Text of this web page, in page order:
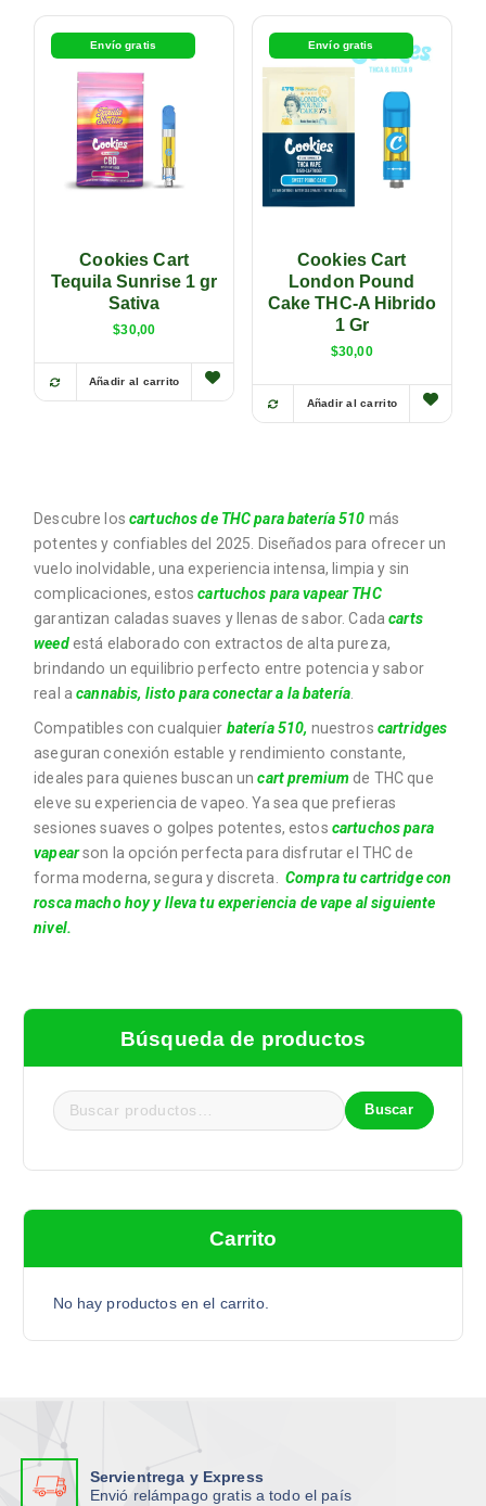
Envío gratis
Cookies Cart
Tequila Sunrise 1 gr
Sativa
$30,00
Añadir al carrito
Envío gratis
Cookies Cart
London Pound
Cake THC-A Hibrido
1 Gr
$30,00
Añadir al carrito
Descubre los cartuchos de THC para batería 510 más
potentes y confiables del 2025. Diseñados para ofrecer un
vuelo inolvidable, una experiencia intensa, limpia y sin
complicaciones, estoscartuchos para vapear THC
garantizan caladas suaves y llenas de sabor. Cadacarts
weed está elaborado con extractos de alta pureza,
brindando un equilibrio perfecto entre potencia y sabor
real acannabis, listo para conectar a la batería
Compatibles con cualquier batería 510, nuestros cartridges
aseguran conexión estable y rendimiento constante,
ideales para quienes buscan uncart premium de THC que
eleve su experiencia de vapeo. Ya sea que prefieras
sesiones suaves o golpes potentes, estos cartuchos para
vapearson la opción perfecta para disfrutar el THC de
forma moderna, segura y discreta.Compra tu cartridge con
rosca macho hoy y lleva tu experiencia de vape al siguiente
nivel.
Búsqueda de productos
Buscar
Carrito
No hay productos en el carrito.
Servientrega y Express
Envió relámpago gratis a todo el país